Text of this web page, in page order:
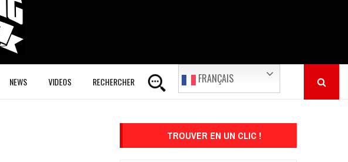
NEWS VIDEOS RECHERCHER FRANÇAIS
TROUVER EN UN CLIC !